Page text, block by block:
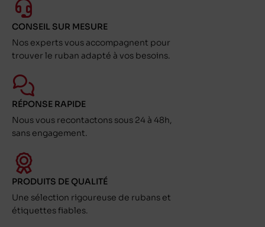
CONSEIL SUR MESURE
Nos experts vous accompagnent pour
trouver le ruban adapté à vos besoins.
RÉPONSE RAPIDE
Nous vous recontactons sous 24 à 48h,
sans engagement.
PRODUITS DE QUALITÉ
Une sélection rigoureuse de rubans et
étiquettes fiables.